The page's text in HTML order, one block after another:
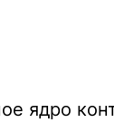
ядро